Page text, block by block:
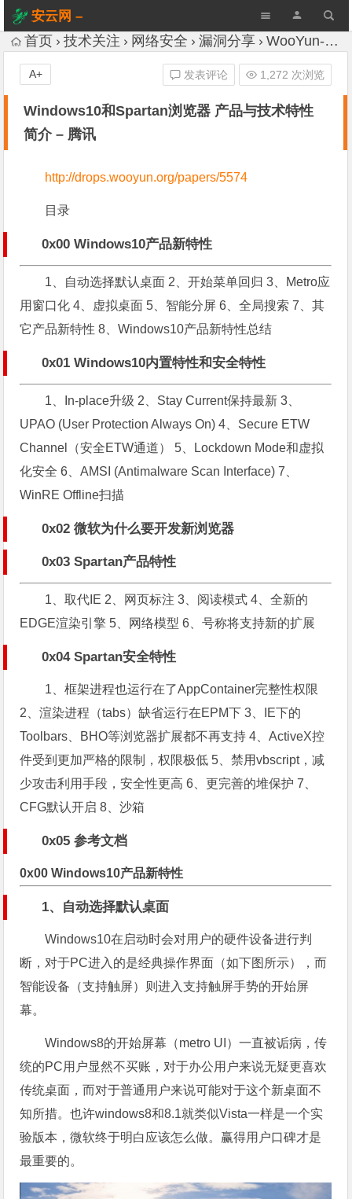
安云网 –
AnYun.ORG
首页 技术关注 网络安全 漏洞分享 WooYun-Drops
Windows10和Spartan浏览器 产品与技术特性
简介 – 腾讯
发表评论 1,272 次浏览
A+
http://drops.wooyun.org/papers/5574
目录
0x00 Windows10产品新特性
1、自动选择默认桌面 2、开始菜单回归 3、Metro应
用窗口化 4、虚拟桌面 5、智能分屏 6、全局搜索 7、其
它产品新特性 8、Windows10产品新特性总结
0x01 Windows10内置特性和安全特性
1、In-place升级 2、Stay Current保持最新 3、
UPAO (User Protection Always On) 4、Secure ETW
Channel（安全ETW通道） 5、Lockdown Mode和虚拟
化安全 6、AMSI (Antimalware Scan Interface) 7、
WinRE Offline扫描
0x02 微软为什么要开发新浏览器
0x03 Spartan产品特性
1、取代IE 2、网页标注 3、阅读模式 4、全新的
EDGE渲染引擎 5、网络模型 6、号称将支持新的扩展
0x04 Spartan安全特性
1、框架进程也运行在了AppContainer完整性权限
2、渲染进程（tabs）缺省运行在EPM下 3、IE下的
Toolbars、BHO等浏览器扩展都不再支持 4、ActiveX控
件受到更加严格的限制，权限极低 5、禁用vbscript，减
少攻击利用手段，安全性更高 6、更完善的堆保护 7、
CFG默认开启 8、沙箱
0x05 参考文档
0x00 Windows10产品新特性
1、自动选择默认桌面
Windows10在启动时会对用户的硬件设备进行判
断，对于PC进入的是经典操作界面（如下图所示），而
智能设备（支持触屏）则进入支持触屏手势的开始屏
幕。
Windows8的开始屏幕（metro UI）一直被诟病，传
统的PC用户显然不买账，对于办公用户来说无疑更喜欢
传统桌面，而对于普通用户来说可能对于这个新桌面不
知所措。也许windows8和8.1就类似Vista一样是一个实
验版本，微软终于明白应该怎么做。赢得用户口碑才是
最重要的。